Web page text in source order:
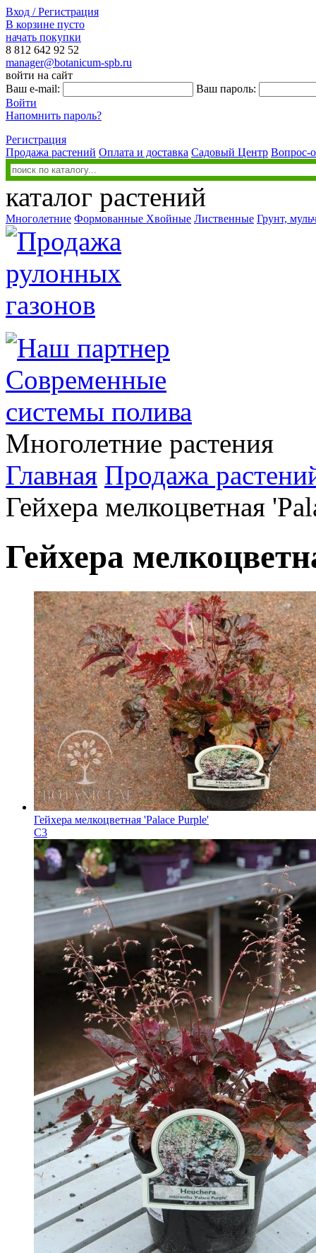
Вход / Регистрация
В корзине пусто
начать покупки
8 812 642 92 52
manager@botanicum-spb.ru
войти на сайт
Ваш e-mail:
Ваш пароль:
Войти
Напомнить пароль?
Регистрация
Продажа растений Оплата и доставка Садовый Центр Вопрос-
каталог растений
Многолетние Формованные Хвойные Лиственные Грунт,
Многолетние растения
Главная Продажа
Гейхера мелкоцветная
Гейхера
Гейхера мелкоцветная 'Palace Purple'
C3